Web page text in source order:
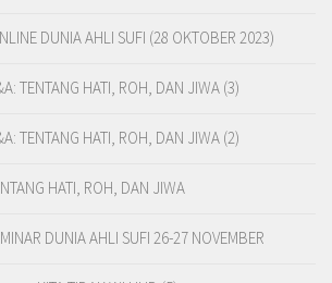
DUNIA AHLI SUFI (28 OKTOBER 2023)
TENTANG HATI, ROH, DAN JIWA (3)
TENTANG HATI, ROH, DAN JIWA (2)
HATI, ROH, DAN JIWA
DUNIA AHLI SUFI 26-27 NOVEMBER